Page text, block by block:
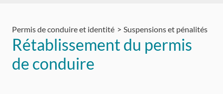
Permis de conduire et identité Suspensions et pénalités
Rétablissement du permis
de conduire